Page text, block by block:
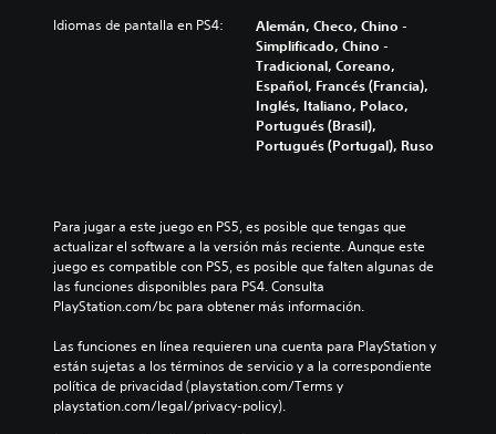
Idiomas de pantalla en PS4:
Alemán, Checo, Chino -
Simplificado, Chino -
Tradicional, Coreano,
Español, Francés (Francia),
Inglés, Italiano, Polaco,
Portugués (Brasil),
Portugués (Portugal), Ruso
Para jugar a este juego en PS5, es posible que tengas que
actualizar el software a la versión más reciente. Aunque este
juego es compatible con PS5, es posible que falten algunas de
las funciones disponibles para PS4. Consulta
PlayStation.com/bc para obtener más información.
Las funciones en línea requieren una cuenta para PlayStation y
están sujetas a los términos de servicio y a la correspondiente
política de privacidad (playstation.com/Terms y
playstation.com/legal/privacy-policy).